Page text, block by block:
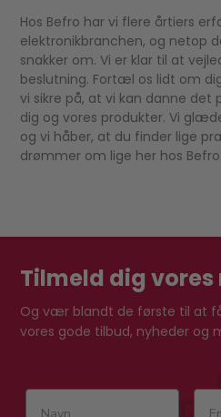
Hos Befro har vi flere årtiers
elektronikbranchen, og netop
snakker om. Vi er klar til at
beslutning. Fortæl os lidt om
vi sikre på, at vi kan danne
dig og vores produkter. Vi
og vi håber, at du finder lige
drømmer om lige her hos Befro.
Tilmeld dig
Og vær blandt de første til at
vores gode tilbud, nyheder og